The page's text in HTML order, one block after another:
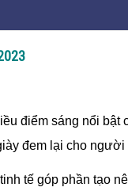
điểm sáng nổi bật
đem lại cho
tế góp phần tạo